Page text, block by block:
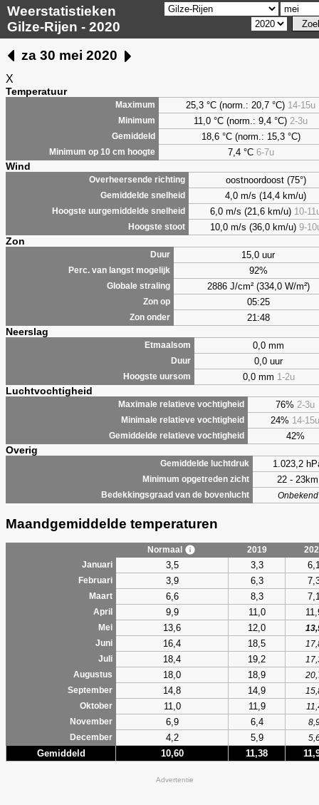
Weerstatistieken
Gilze-Rijen - 2020
za 30 mei 2020
X
Temperatuur
Maximum 25,3 °C (norm.: 20,7 °C) 14-15u
Minimum 11,0 °C (norm.: 9,4 °C) 2-3u
Gemiddeld 18,6 °C (norm.: 15,3 °C)
Minimum op 10 cm hoogte 7,4°C 6-7u
Wind
Overheersende richting oostnoordoost (75°)
Gemiddelde snelheid 4,0 m/s (14,4 km/u)
Hoogste uurgemiddelde snelheid 6,0 m/s (21,6 km/u) 10-
Hoogste stoot 10,0 m/s (36,0 km/u) 9-
Zon
Duur 15,0 uur
Perc. van langst mogelijk 92%
Globale straling 2886 J/cm² (334,0 W/m²)
Zon op 05:25
Zon onder 21:48
Neerslag
Etmaalsom 0,0 mm
Duur 0,0 uur
Hoogste uursom 0,0 mm 1-2u
Luchtvochtigheid
Maximale relatieve vochtigheid 76% 2-3u
Minimale relatieve vochtigheid 24% 14-15u
Gemiddelde relatieve vochtigheid 42%
Overig
Gemiddelde luchtdruk 1.023,2
Minimum opgetreden zicht 22 - 23km
Bedekkingsgraad van de bovenlucht Onbekend
Maandgemiddelde temperaturen
Normaal 2019
Januari
3,5 3,3
Februari 3,9 6,3
Maart 6,6 8,3
April 9,9 11,0
Mei 13,6 12,0
Juni
16,4 18,5
Juli
18,4 19,2
Augustus
18,0 18,9
September
14,8 14,9
Oktober
11,0 11,9
November
6,9 6,4
December
4,2 5,9
Gemiddeld 10,60 11,38
Advertentie